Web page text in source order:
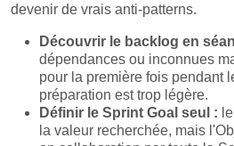
devenir de vrais anti-patterns.
Découvrir le backlog en
dépendances ou inconnues
pour la première fois pendant
préparation est trop légère.
Définir le Sprint Goal seul :
la valeur recherchée, mais